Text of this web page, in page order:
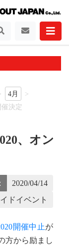
4月
決定
、オン
2020/04/14
ドイベント
開催中止が
方から励まし